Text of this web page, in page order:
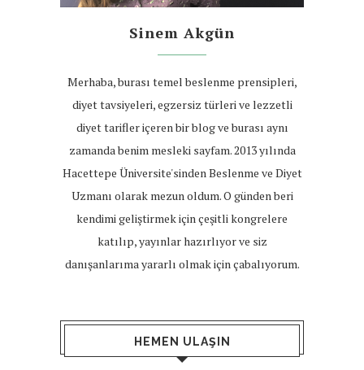
Sinem Akgün
Merhaba, burası temel beslenme prensipleri,
diyet tavsiyeleri, egzersiz türleri ve lezzetli
diyet tarifler içeren bir blog ve burası aynı
zamanda benim mesleki sayfam. 2013 yılında
Hacettepe Üniversite'sinden Beslenme ve Diyet
Uzmanı olarak mezun oldum. O günden beri
kendimi geliştirmek için çeşitli kongrelere
katılıp, yayınlar hazırlıyor ve siz
danışanlarıma yararlı olmak için çabalıyorum.
HEMEN ULAŞIN